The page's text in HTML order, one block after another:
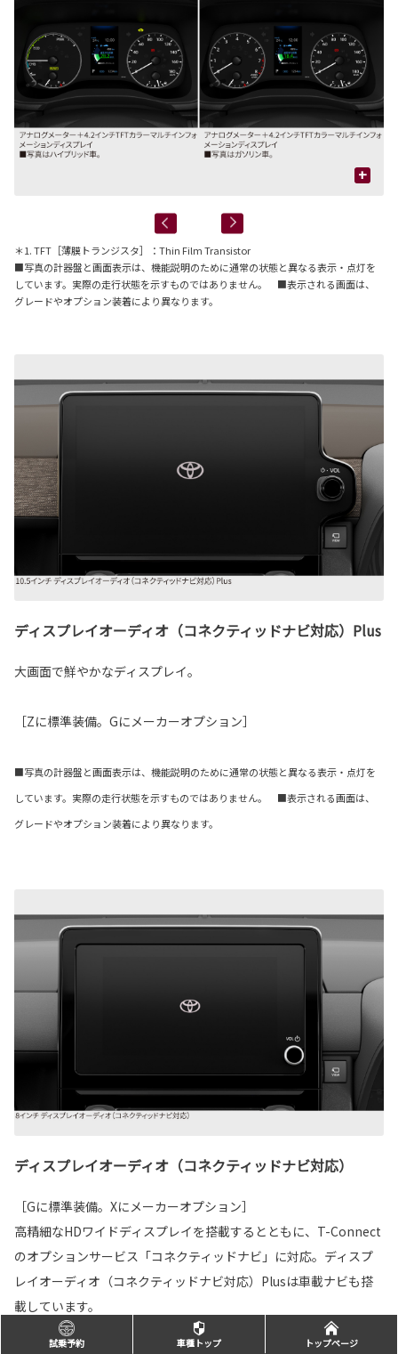
+
＊1. TFT［薄膜トランジスタ］：Thin Film Transistor
■写真の計器盤と画面表示は、機能説明のために通常の状態と異なる表示・点灯を
しています。実際の走行状態を示すものではありません。 ■表示される画面は、
グレードやオプション装着により異なります。
ディスプレイオーディオ（コネクティッドナビ対応）Plus
大画面で鮮やかなディスプレイ。
［Zに標準装備。Gにメーカーオプション］
■写真の計器盤と画面表示は、機能説明のために通常の状態と異なる表示・点灯を
しています。実際の走行状態を示すものではありません。 ■表示される画面は、
グレードやオプション装着により異なります。
ディスプレイオーディオ（コネクティッドナビ対応）
［Gに標準装備。Xにメーカーオプション］
高精細なHDワイドディスプレイを搭載するとともに、T-Connect
のオプションサービス「コネクティッドナビ」に対応。ディスプ
レイオーディオ（コネクティッドナビ対応）Plusは車載ナビも搭
載しています。
試乗予約 車種トップ トップページ